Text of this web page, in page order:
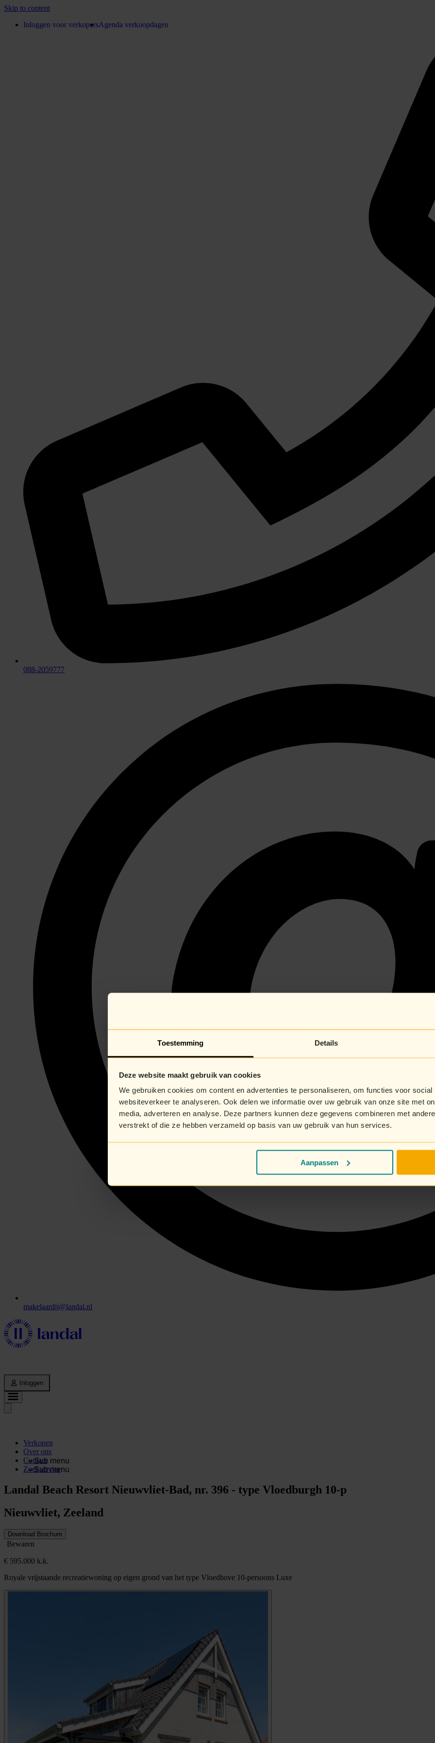
Toestemming Details
Deze website maakt gebruik van cookies
We gebruiken cookies om content en advertenties te personaliseren, om functies voor
websiteverkeer te analyseren. Ook delen we informatie over uw gebruik van onze site met
media, adverteren en analyse. Deze partners kunnen deze gegevens combineren met
verstrekt of die ze hebben verzameld op basis van uw gebruik van hun services.
Aanpassen
Skip to content
Inloggen voor verkopersAgenda verkoopdagen
088-2059777
makelaardij@landal.nl
Inloggen
Verkopen
Over ons
Sub menu
Contact
Sub menu
Zoekservice
Landal Beach Resort Nieuwvliet-Bad, nr. 396 - type Vloedburgh 10-p
Nieuwvliet, Zeeland
Download Brochure
Bewaren
€ 595.000 k.k.
Royale vrijstaande recreatiewoning op eigen grond van het type Vloedhove 10-persoons Luxe